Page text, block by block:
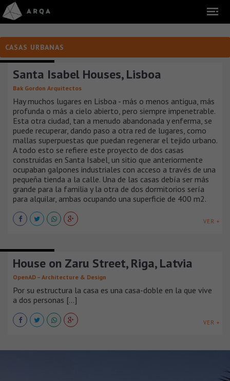
CASAS URBANAS
CASAS URBANAS
Santa Isabel Houses, Lisboa
Bak Gordon Arquitectos
Hay muchos lugares en Lisboa - más o menos antigua, más
profunda o más a cielo abierto, pero siempre impenetrable.
Esta otra ciudad, tan a menudo abandonada y enferma, se
puede recuperar, dando paso a otra red de lugares, como
mallas superpuestas que puedan regenerar el tejido urbano.
A todo esto se refiere este proyecto de dos casas
construidas en Santa Isabel, un sitio que anteriormente
ocupaban galpones industriales con acceso a través de una
pequeña tienda a la calle. Una de las casas debía ser más
grande para la familia y la otra de dos dormitorios sería
para alquilar, ambas ocupando una superficie de 400 m2.
VER +
House on Zaru Street, Riga, Latvia
OpenAD – Architecture & Design
Por su estructura la casa es una casa-doble en la que vive
a dos personas [...]
VER +